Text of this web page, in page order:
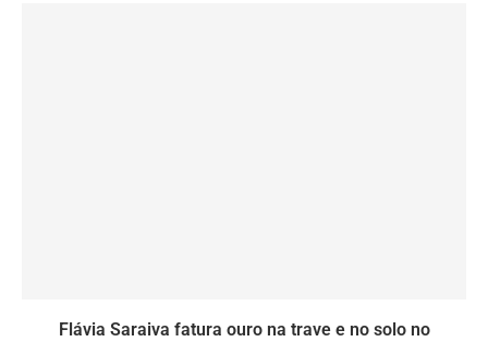
Flávia Saraiva fatura ouro na trave e no solo no